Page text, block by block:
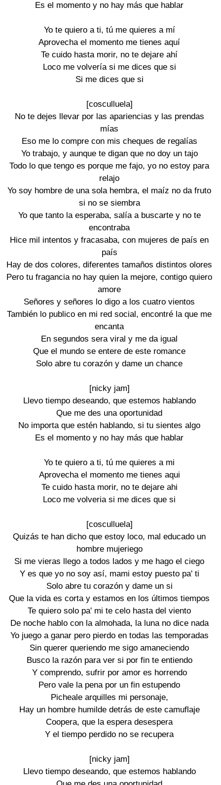
Es el momento y no hay más que hablar
Yo te quiero a ti, tú me quieres a mí
Aprovecha el momento me tienes aquí
Te cuido hasta morir, no te dejare ahí
Loco me volvería si me dices que si
Si me dices que si
[cosculluela]
No te dejes llevar por las apariencias y las prendas
mías
Eso me lo compre con mis cheques de regalías
Yo trabajo, y aunque te digan que no doy un tajo
Todo lo que tengo es porque me fajo, yo no estoy para
relajo
Yo soy hombre de una sola hembra, el maíz no da fruto
si no se siembra
Yo que tanto la esperaba, salía a buscarte y no te
encontraba
Hice mil intentos y fracasaba, con mujeres de país en
país
Hay de dos colores, diferentes tamaños distintos olores
Pero tu fragancia no hay quien la mejore, contigo quiero
amore
Señores y señores lo digo a los cuatro vientos
También lo publico en mi red social, encontré la que me
encanta
En segundos sera viral y me da igual
Que el mundo se entere de este romance
Solo abre tu corazón y dame un chance
[nicky jam]
Llevo tiempo deseando, que estemos hablando
Que me des una oportunidad
No importa que estén hablando, si tu sientes algo
Es el momento y no hay más que hablar
Yo te quiero a ti, tú me quieres a mi
Aprovecha el momento me tienes aqui
Te cuido hasta morir, no te dejare ahi
Loco me volveria si me dices que si
[cosculluela]
Quizás te han dicho que estoy loco, mal educado un
hombre mujeriego
Si me vieras llego a todos lados y me hago el ciego
Y es que yo no soy así, mami estoy puesto pa' ti
Solo abre tu corazón y dame un si
Que la vida es corta y estamos en los últimos tiempos
Te quiero solo pa' mi te celo hasta del viento
De noche hablo con la almohada, la luna no dice nada
Yo juego a ganar pero pierdo en todas las temporadas
Sin querer queriendo me sigo amaneciendo
Busco la razón para ver si por fin te entiendo
Y comprendo, sufrir por amor es horrendo
Pero vale la pena por un fin estupendo
Picheale arquilles mi personaje,
Hay un hombre humilde detrás de este camuflaje
Coopera, que la espera desespera
Y el tiempo perdido no se recupera
[nicky jam]
Llevo tiempo deseando, que estemos hablando